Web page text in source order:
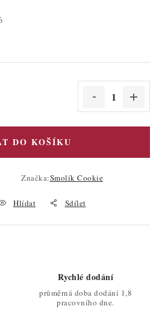
DO KOŠÍKU
Značka:Smolík Cookie
Hlídat Sdílet
Rychlé dodání
průměrná doba dodání 1,8
pracovního dne.